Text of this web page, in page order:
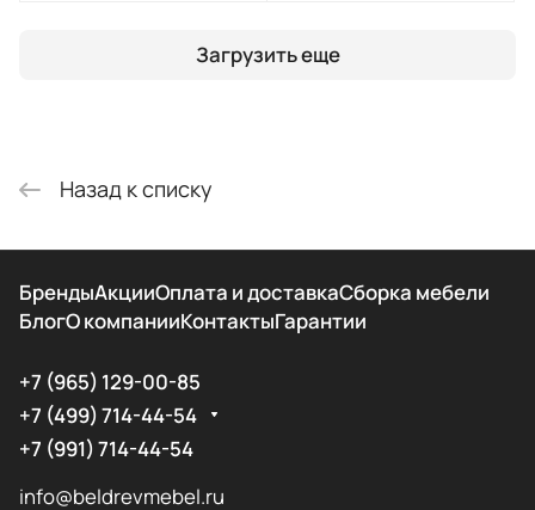
Загрузить еще
Назад к списку
БрендыАкцииОплата и доставкаСборка мебели
БлогО компанииКонтактыГарантии
+7 (965) 129-00-85
+7 (499) 714-44-54
+7 (991) 714-44-54
info@beldrevmebel.ru